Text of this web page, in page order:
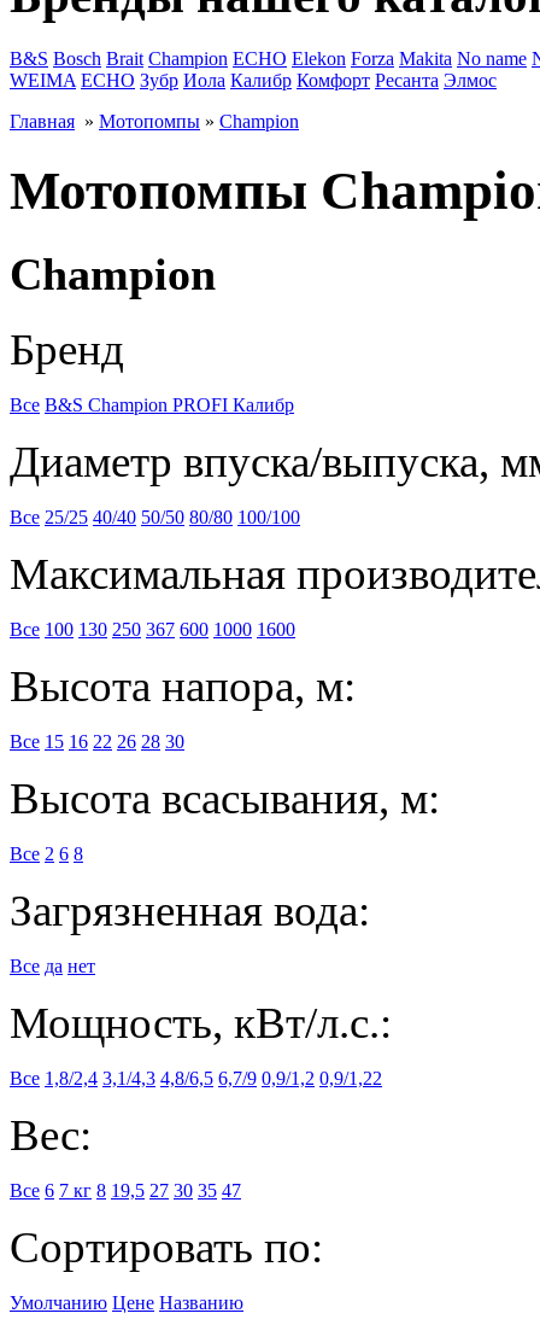
B&S Bosch Brait Champion ECHO Elekon Forza Makita No name
WEIMA ЕСНО Зубр Иола Калибр Комфорт Ресанта Элмос
Главная » Мотопомпы » Champion
Мотопомпы
Champion
Бренд
Все B&S Champion PROFI Калибр
Диаметр впуска/выпуска,
Все 25/25 40/40 50/50 80/80 100/100
Максимальная
Все 100 130 250 367 600 1000 1600
Высота напора, м:
Все 15 16 22 26 28 30
Высота всасывания, м:
Все 2 6 8
Загрязненная вода:
Все да нет
Мощность, кВт/л.с.:
Все 1,8/2,4 3,1/4,3 4,8/6,5 6,7/9 0,9/1,2 0,9/1,22
Вес:
Все 6 7 кг 8 19,5 27 30 35 47
Сортировать по:
Умолчанию Цене Названию